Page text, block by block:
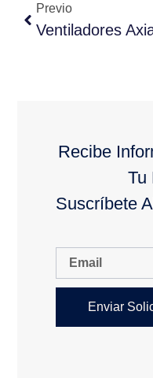
Previo
Recibe
Tu
Suscríbete
Enviar